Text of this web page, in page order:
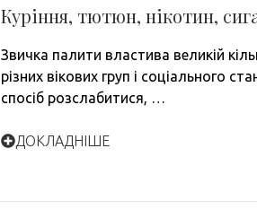
Куріння, тютюн, нікотин,
Звичка палити властива великій
різних вікових груп і соціального
спосіб розслабитися, …
ДОКЛАДНІШЕ